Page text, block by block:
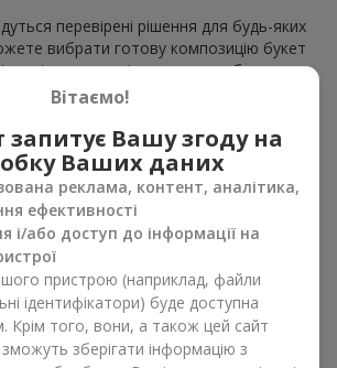
перевірені рішення для будь-яких
вибрати готову композицію букет
розділу каталогу або
дарунок і вподобані квіти.
живими квітами —
смак в одному
подарунку
– це сучасне поєднання
естетики. Ексклюзивний
звишуканим букетомвиглядає ефектно,
особливість події, якдень
Вітаємо!
запитує Вашу згоду на
Ваших даних
реклама, контент, аналітика,
ефективності
і/або доступ до інформації на
пристрою (наприклад, файли
ідентифікатори) буде доступна
Крім того, вони, а також цей сайт
зберігати інформацію з